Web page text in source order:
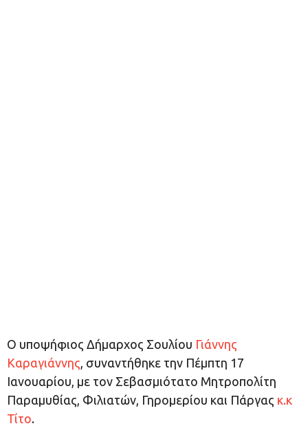
Ο υποψήφιος Δήμαρχος Σουλίου Γιάννης
Καραγιάννης, συναντήθηκε την Πέμπτη 17
Ιανουαρίου, με τον Σεβασμιότατο Μητροπολίτη
Παραμυθίας, Φιλιατών, Γηρομερίου και Πάργας κ.κ
Τίτο.